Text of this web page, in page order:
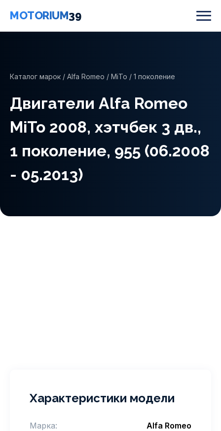
MOTORIUM39
Каталог марок / Alfa Romeo / MiTo / 1 поколение
Двигатели Alfa Romeo
MiTo 2008, хэтчбек 3 дв.,
1 поколение, 955 (06.2008
- 05.2013)
Характеристики модели
Марка: Alfa Romeo